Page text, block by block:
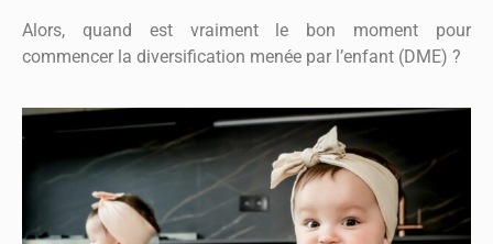
Alors, quand est vraiment le bon moment pour
commencer la diversification menée par l’enfant (DME) ?